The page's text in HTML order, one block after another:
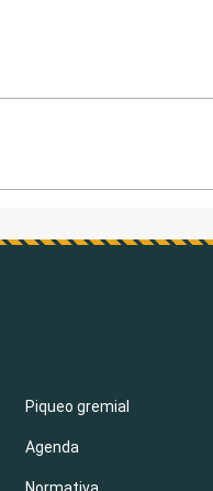
Piqueo gremial
Agenda